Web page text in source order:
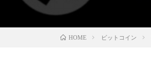
HOME ビットコイン